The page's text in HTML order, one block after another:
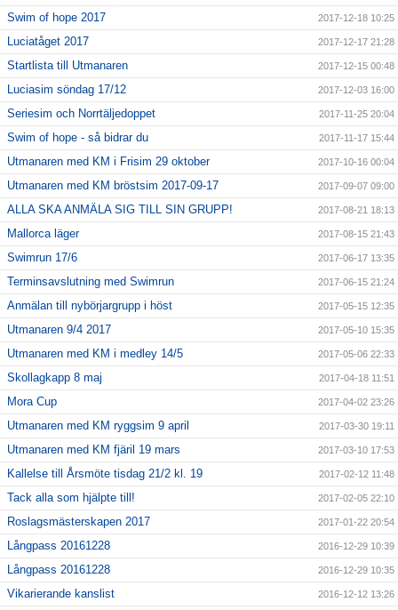
Swim of hope 2017 2017-12-18 10:25
Luciatåget 2017 2017-12-17 21:28
Startlista till Utmanaren 2017-12-15 00:48
Luciasim söndag 17/12 2017-12-03 16:00
Seriesim och Norrtäljedoppet 2017-11-25 20:04
Swim of hope - så bidrar du 2017-11-17 15:44
Utmanaren med KM i Frisim 29 oktober 2017-10-16 00:04
Utmanaren med KM bröstsim 2017-09-17 2017-09-07 09:00
ALLA SKA ANMÄLA SIG TILL SIN GRUPP! 2017-08-21 18:13
Mallorca läger 2017-08-15 21:43
Swimrun 17/6 2017-06-17 13:35
Terminsavslutning med Swimrun 2017-06-15 21:24
Anmälan till nybörjargrupp i höst 2017-05-15 12:35
Utmanaren 9/4 2017 2017-05-10 15:35
Utmanaren med KM i medley 14/5 2017-05-06 22:33
Skollagkapp 8 maj 2017-04-18 11:51
Mora Cup 2017-04-02 23:26
Utmanaren med KM ryggsim 9 april 2017-03-30 19:11
Utmanaren med KM fjäril 19 mars 2017-03-10 17:53
Kallelse till Årsmöte tisdag 21/2 kl. 19 2017-02-12 11:48
Tack alla som hjälpte till! 2017-02-05 22:10
Roslagsmästerskapen 2017 2017-01-22 20:54
Långpass 20161228 2016-12-29 10:39
Långpass 20161228 2016-12-29 10:35
Vikarierande kanslist 2016-12-12 13:26